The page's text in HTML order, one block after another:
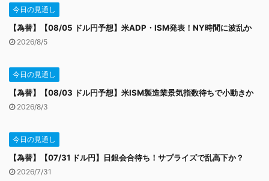
今日の見通し
【為替】【08/05 ドル円予想】米ADP・ISM発表！NY時間に波乱か
2026/8/5
今日の見通し
【為替】【08/03 ドル円予想】米ISM製造業景気指数待ちで小動きか
2026/8/3
今日の見通し
【為替】【07/31 ドル円】日銀会合待ち！サプライズで乱高下か？
2026/7/31